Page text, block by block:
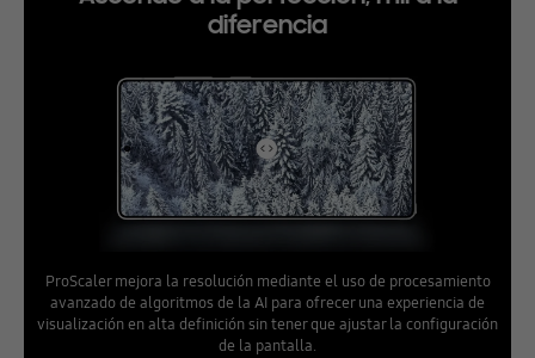
diferencia
ProScaler mejora la resolución mediante el uso de procesamiento
avanzado de algoritmos de la AI para ofrecer una experiencia de
visualización en alta definición sin tener que ajustar la configuración
de la pantalla.